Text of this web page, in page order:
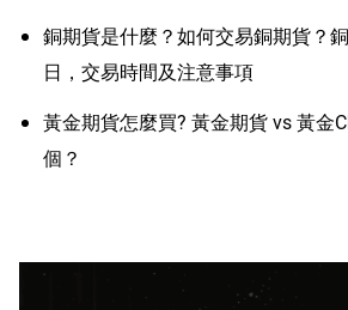
銅期貨是什麼？如何交易銅期貨？
日，交易時間及注意事項
黃金期貨怎麼買? 黃金期貨 vs 黃金
個？